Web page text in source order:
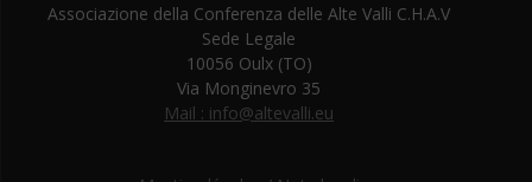
Associazione della Conferenza delle Alte Valli C.H.A.V
Sede Legale
10056 Oulx (TO)
Via Monginevro 35
Mail : info@altevalli.eu